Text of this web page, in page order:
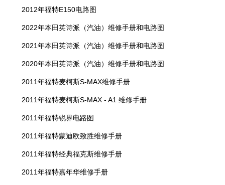
2012年福特E150电路图
2022年本田英诗派（汽油）维修手册和电路图
2021年本田英诗派（汽油）维修手册和电路图
2020年本田英诗派（汽油）维修手册和电路图
2011年福特麦柯斯S-MAX维修手册
2011年福特麦柯斯S-MAX - A1 维修手册
2011年福特锐界电路图
2011年福特蒙迪欧致胜维修手册
2011年福特经典福克斯维修手册
2011年福特嘉年华维修手册